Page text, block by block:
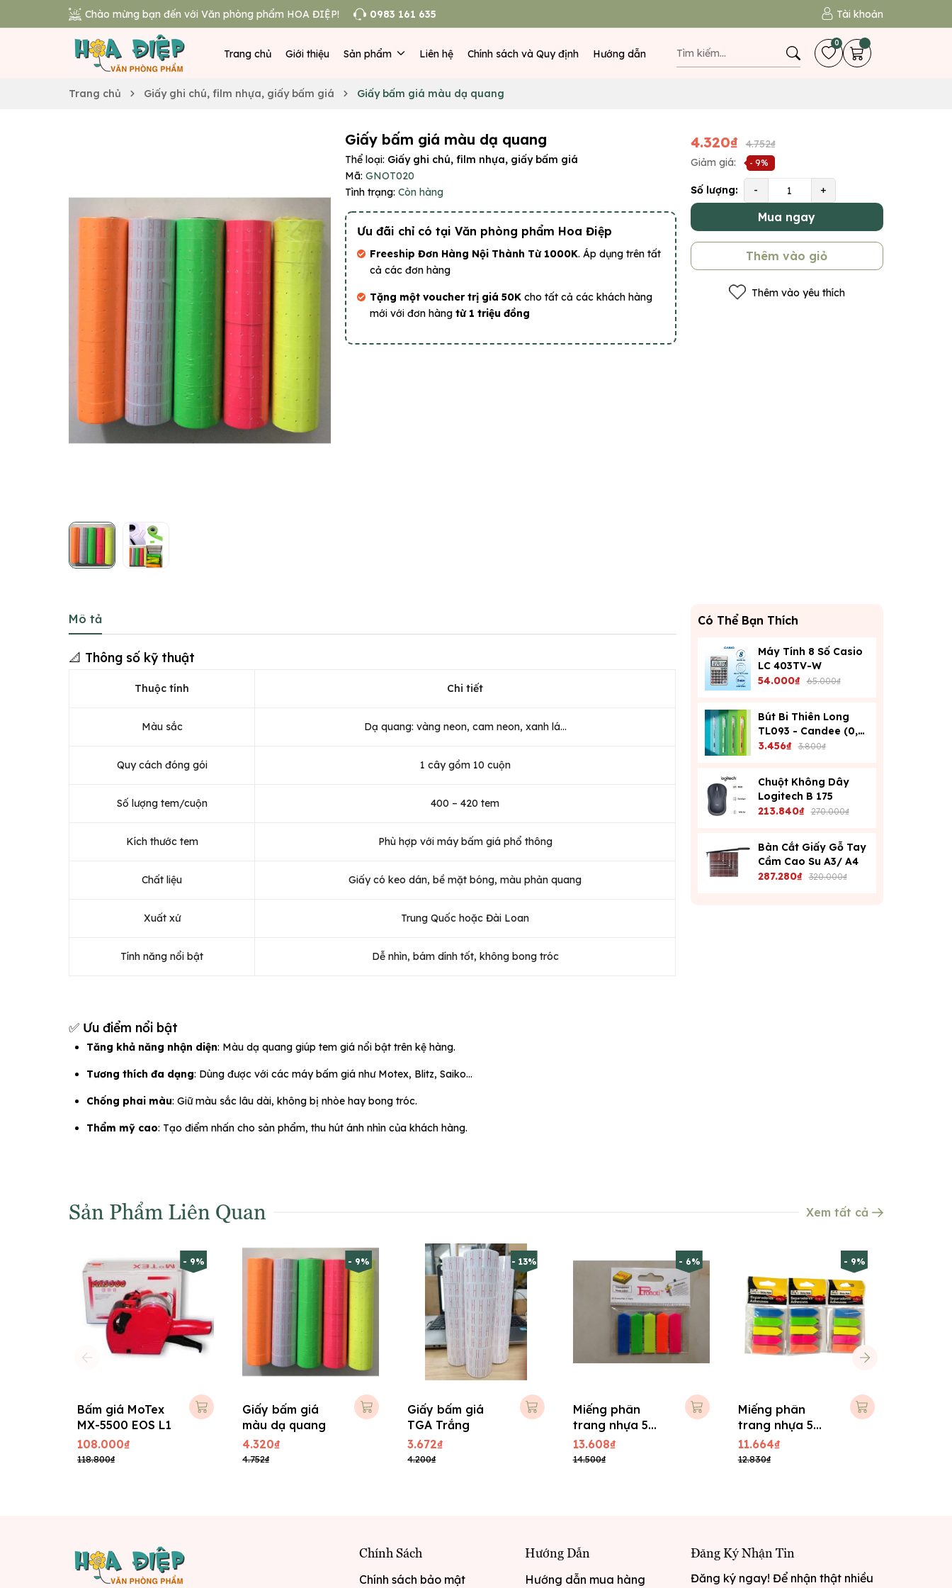
Chào mừng bạn đến với Văn phòng phẩm HOA ĐIỆP! 0983 161 635 Tài khoản
Trang chủ Giới thiệu Sản phẩm Liên hệ Chính sách và Quy định Hướng dẫn
0
Trang chủ Giấy ghi chú, film nhựa, giấy bấm giá Giấy bấm giá màu dạ quang
Giấy bấm giá màu dạ quang
Thể loại: Giấy ghi chú, film nhựa, giấy bấm giá
Mã: GNOT020
Tình trạng: Còn hàng
Ưu đãi chỉ có tại Văn phòng phẩm Hoa Điệp
Freeship Đơn Hàng Nội Thành Từ 1000K. Áp dụng trên tất
cả các đơn hàng
Tặng một voucher trị giá 50K cho tất cả các khách hàng
mới với đơn hàng từ 1 triệu đồng
4.320₫
4.752₫
Giảm giá:
- 9%
Số lượng: - +
Mua ngay
Thêm vào giỏ
Thêm vào yêu thích
Có Thể Bạn Thích
Máy Tính 8 Số Casio
LC 403TV-W
54.000₫ 65.000₫
Bút Bi Thiên Long
TL093 - Candee (0,6
Mm) - Xanh
3.456₫ 3.800₫
Chuột Không Dây
Logitech B 175
213.840₫ 270.000₫
Bàn Cắt Giấy Gỗ Tay
Cầm Cao Su A3/ A4
287.280₫ 320.000₫
Mô tả
📐 Thông số kỹ thuật
Thuộc tính Chi tiết
Màu sắc Dạ quang: vàng neon, cam neon, xanh lá...
Quy cách đóng gói 1 cây gồm 10 cuộn
Số lượng tem/cuộn 400 – 420 tem
Kích thước tem Phù hợp với máy bấm giá phổ thông
Chất liệu Giấy có keo dán, bề mặt bóng, màu phản quang
Xuất xứ Trung Quốc hoặc Đài Loan
Tính năng nổi bật Dễ nhìn, bám dính tốt, không bong tróc
✅ Ưu điểm nổi bật
Tăng khả năng nhận diện: Màu dạ quang giúp tem giá nổi bật trên kệ hàng.
Tương thích đa dạng: Dùng được với các máy bấm giá như Motex, Blitz, Saiko...
Chống phai màu: Giữ màu sắc lâu dài, không bị nhòe hay bong tróc.
Thẩm mỹ cao: Tạo điểm nhấn cho sản phẩm, thu hút ánh nhìn của khách hàng.
Sản Phẩm Liên Quan Xem tất cả
- 9%
Bấm giá MoTex
MX-5500 EOS L1
108.000₫
118.800₫
- 9%
Giấy bấm giá
màu dạ quang
4.320₫
4.752₫
- 13%
Giấy bấm giá
TGA Trắng
3.672₫
4.200₫
- 6%
Miếng phân
trang nhựa 5
màu Pronoti
13.608₫
14.500₫
- 9%
Miếng phân
trang nhựa 5
màu Xing Li
11.664₫
12.830₫
Chính Sách
Chính sách bảo mật
Hướng Dẫn
Hướng dẫn mua hàng
Đăng Ký Nhận Tin
Đăng ký ngay! Để nhận thật nhiều